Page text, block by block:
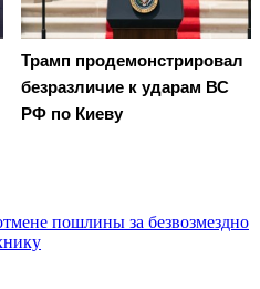
Трамп продемонстрировал
безразличие к ударам ВС
РФ по Киеву
пошлины за безвозмездно